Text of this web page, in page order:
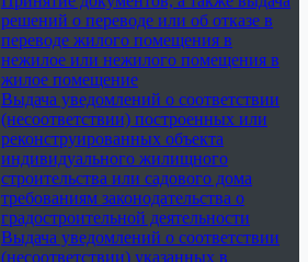
решений о переводе или об отказе в
переводе жилого помещения в
нежилое или нежилого помещения в
жилое помещение
Выдача уведомлений о соответствии
(несоответствии) построенных или
реконструированных объекта
индивидуального жилищного
строительства или садового дома
требованиям законодательства о
градостроительной деятельности
Выдача уведомлений о соответствии
(несоответствии) указанных в